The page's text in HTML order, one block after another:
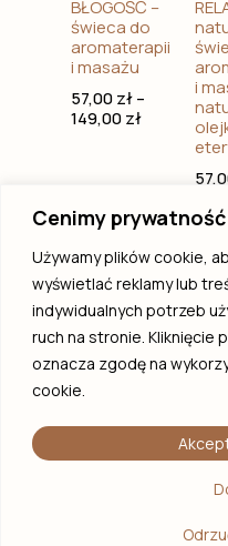
Cenimy
Używamy plików cookie,
wyświetlać reklamy lub
indywidualnych potrzeb
ruch na stronie. Kliknięcie
oznacza zgodę na
cookie.
BŁOGOŚĆ –
świeca do
aromaterapii
i masażu
57,00zł–
149,00zł
Select
options
i
Homepage
Candle with your
logo
Blog
Shop
returns
Privacy
©